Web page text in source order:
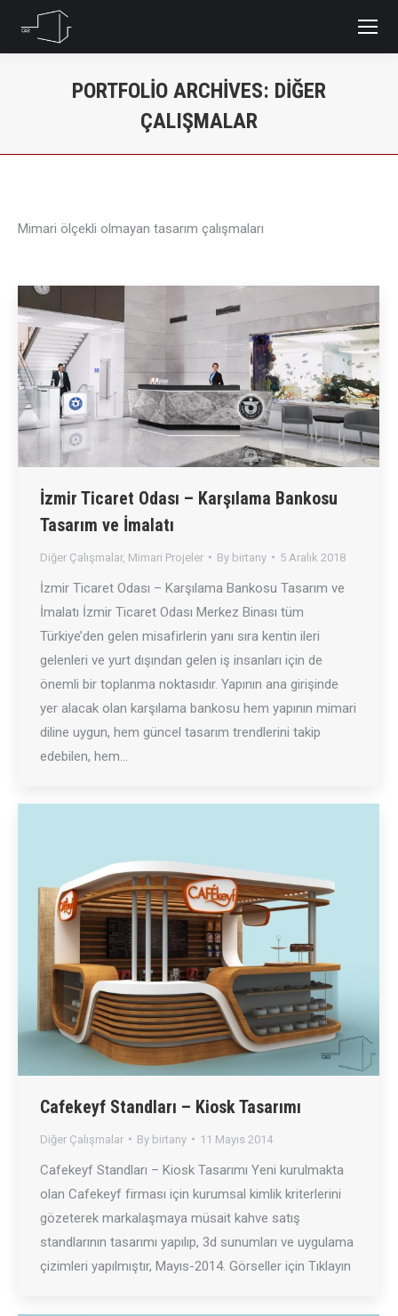
PORTFOLIO ARCHIVES: DIĞER
ÇALIŞMALAR
Mimari ölçekli olmayan tasarım çalışmaları
İzmir Ticaret Odası – Karşılama Bankosu
Tasarım ve İmalatı
Diğer Çalışmalar, Mimari Projeler By birtany 5 Aralık 2018
İzmir Ticaret Odası – Karşılama Bankosu Tasarım ve
İmalatı İzmir Ticaret Odası Merkez Binası tüm
Türkiye’den gelen misafirlerin yanı sıra kentin ileri
gelenleri ve yurt dışından gelen iş insanları için de
önemli bir toplanma noktasıdır. Yapının ana girişinde
yer alacak olan karşılama bankosu hem yapının mimari
diline uygun, hem güncel tasarım trendlerini takip
edebilen, hem…
Cafekeyf Standları – Kiosk Tasarımı
Diğer Çalışmalar By birtany 11 Mayıs 2014
Cafekeyf Standları – Kiosk Tasarımı Yeni kurulmakta
olan Cafekeyf firması için kurumsal kimlik kriterlerini
gözeterek markalaşmaya müsait kahve satış
standlarının tasarımı yapılıp, 3d sunumları ve uygulama
çizimleri yapılmıştır, Mayıs-2014. Görseller için Tıklayın